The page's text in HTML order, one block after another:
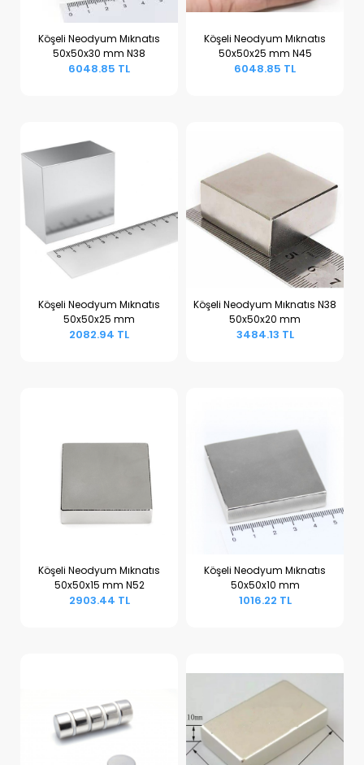
Sepete Ekle
Köşeli Neodyum Mıknatıs
50x50x30 mm N38
6048.85 TL
Sepete Ekle
Köşeli Neodyum Mıknatıs
50x50x25 mm N45
6048.85 TL
Sepete Ekle
Köşeli Neodyum Mıknatıs
50x50x25 mm
2082.94 TL
Sepete Ekle
Köşeli Neodyum Mıknatıs N38
50x50x20 mm
3484.13 TL
Sepete Ekle
Köşeli Neodyum Mıknatıs
50x50x15 mm N52
2903.44 TL
Sepete Ekle
Köşeli Neodyum Mıknatıs
50x50x10 mm
1016.22 TL